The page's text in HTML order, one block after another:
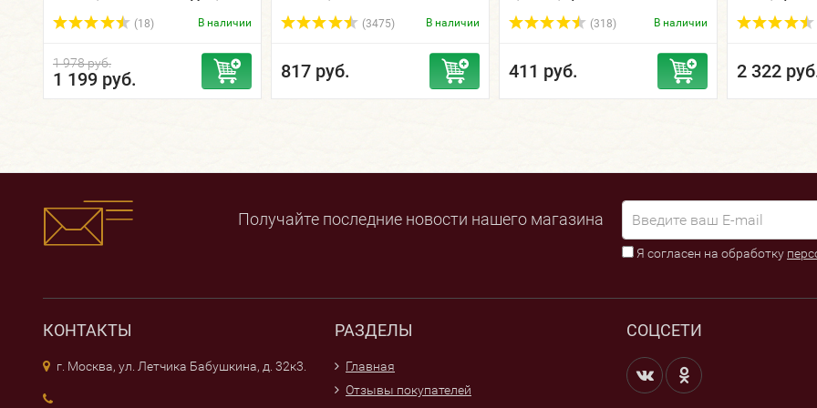
щетина.
(18) В наличии
1 978 руб.
1 199 руб.
(3475) В наличии
817 руб.
(318) В наличии
411 руб. 2 322
Получайте последние новости нашего магазина
Я согласен на обработку
КОНТАКТЫ
г. Москва, ул. Летчика Бабушкина, д. 32к3.
РАЗДЕЛЫ
Главная
Отзывы покупателей
СОЦСЕТИ